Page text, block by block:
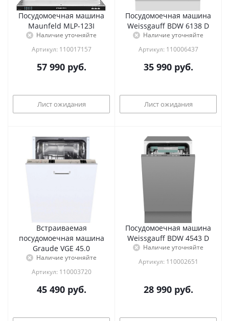
Посудомоечная машина
Maunfeld MLP-123I
Наличие уточняйте
Артикул: 110017157
57 990руб.
Лист ожидания
Посудомоечная машина
Weissgauff BDW 6138 D
Наличие уточняйте
Артикул: 110006437
35 990руб.
Лист ожидания
Встраиваемая
посудомоечная машина
Graude VGE 45.0
Наличие уточняйте
Артикул: 110003720
45 490руб.
Посудомоечная машина
Weissgauff BDW 4543 D
Наличие уточняйте
Артикул: 110002651
28 990руб.